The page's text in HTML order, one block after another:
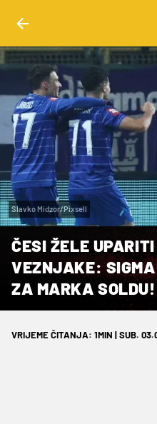
Slavko Midzor/Pixsell
ČESI ŽELE
VEZNJAKE:
ZA MARKA SOLDU!
VRIJEME ČITANJA: 1MIN | SUB.